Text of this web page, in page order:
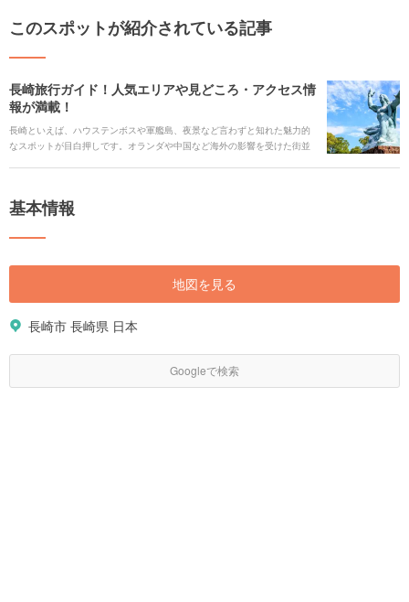
このスポットが紹介されている記事
長崎旅行ガイド！人気エリアや見どころ・アクセス情
報が満載！
長崎といえば、ハウステンボスや軍艦島、夜景など言わずと知れた魅力的
なスポットが目白押しです。オランダや中国など海外の影響を受けた街並
ぷりの長崎をご紹介します。
基本情報
地図を見る
長崎市 長崎県 日本
Googleで検索